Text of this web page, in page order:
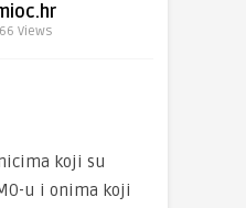
Views
koji su
u i onima koji